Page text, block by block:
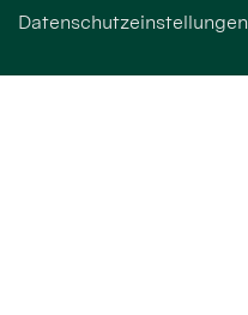
Datenschutzeinstellungen